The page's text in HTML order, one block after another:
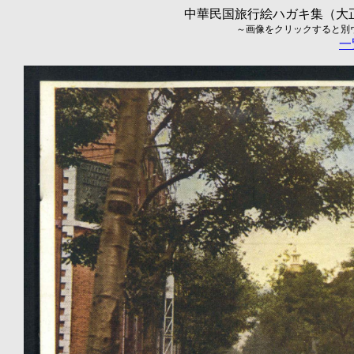
中華民国旅行絵ハガキ集（
～画像をクリックすると
一